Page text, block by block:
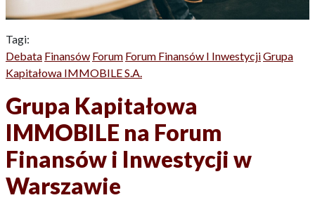
Tagi:
Debata Finansów Forum Forum Finansów I InwestycjiGrupa
Kapitałowa IMMOBILE S.A.
Grupa Kapitałowa
IMMOBILE na Forum
Finansów i Inwestycji w
Warszawie